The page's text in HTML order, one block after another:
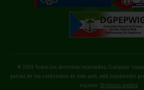
© 2026 Todos los derechos reservados. Cualquier
parcial de los contenidos de esta web, está totalmente
expreso Términos legales